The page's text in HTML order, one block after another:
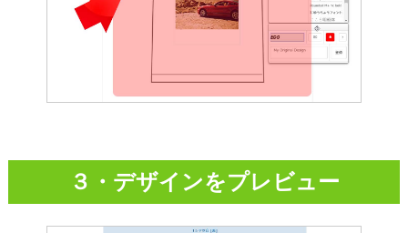
３・デザインをプレビュー